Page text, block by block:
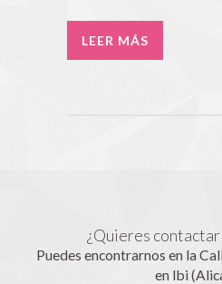
LEER MÁS
¿Quieres
Puedes encontrarnos en la
en Ibi